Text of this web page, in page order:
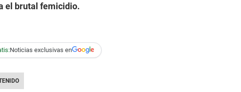
el brutal femicidio.
Noticias exclusivas en